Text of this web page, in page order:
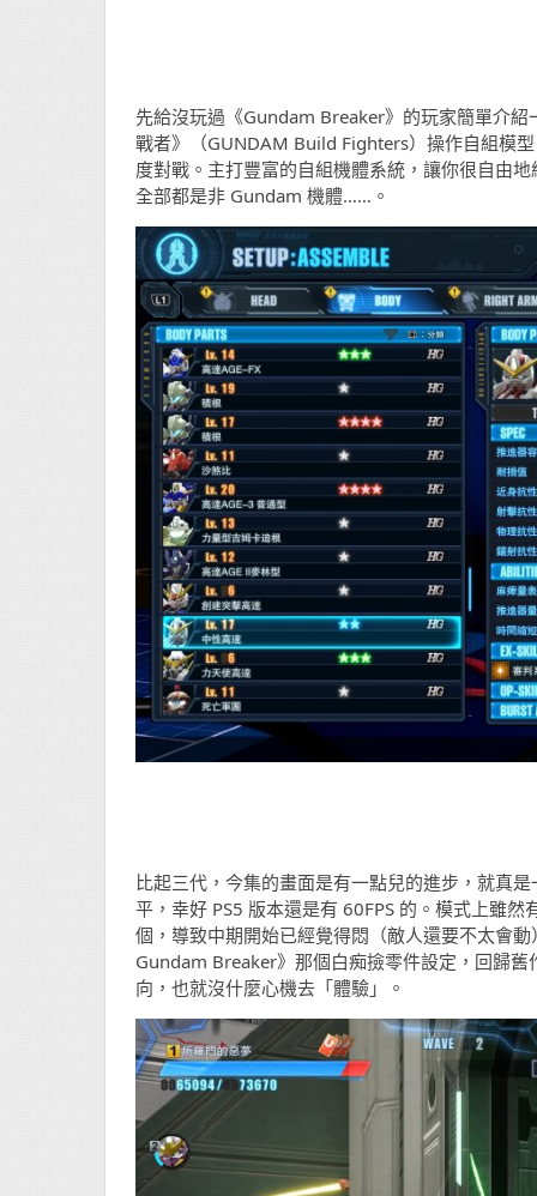
先給沒玩過《Gundam Breaker》的玩家簡單介
戰者》（GUNDAM Build Fighters）操作自組模
度對戰。主打豐富的自組機體系統，讓你很自由
全部都是非 Gundam 機體……。
比起三代，今集的畫面是有一點兒的進步，就真
平，幸好 PS5 版本還是有 60FPS 的。模式上雖
個，導致中期開始已經覺得悶（敵人還要不太會
Gundam Breaker》那個白痴撿零件設定，回歸
向，也就沒什麼心機去「體驗」。